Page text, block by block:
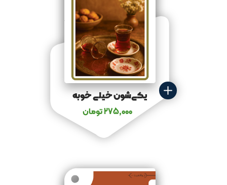
یکی‌شون خیلی خوبه
275,000تومان